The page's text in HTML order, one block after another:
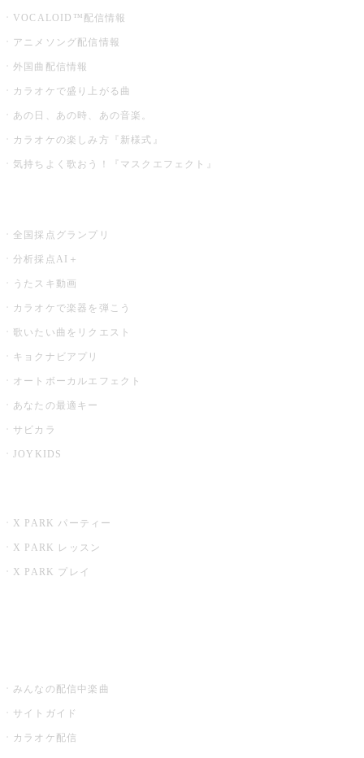
VOCALOID™配信情報
アニメソング配信情報
外国曲配信情報
カラオケで盛り上がる曲
あの日、あの時、あの音楽。
カラオケの楽しみ方『新様式』
気持ちよく歌おう！『マスクエフェクト』
全国採点グランプリ
分析採点AI＋
うたスキ動画
カラオケで楽器を弾こう
歌いたい曲をリクエスト
キョクナビアプリ
オートボーカルエフェクト
あなたの最適キー
サビカラ
JOYKIDS
X PARK パーティー
X PARK レッスン
X PARK プレイ
みんなの配信中楽曲
サイトガイド
カラオケ配信